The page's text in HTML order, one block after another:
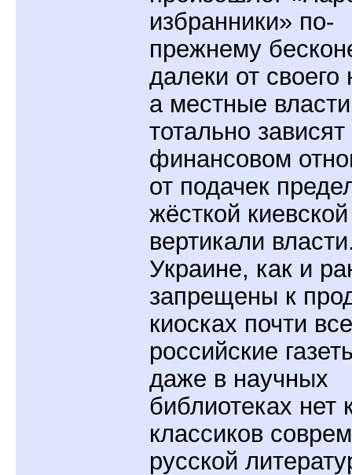
избранники» по-
прежнему
далеки от своего
а местные власти
тотально зависят
финансовом
от подачек
жёсткой киевской
вертикали
Украине, как и
запрещены к
киосках почти все
российские
даже в научных
библиотеках нет
классиков
русской